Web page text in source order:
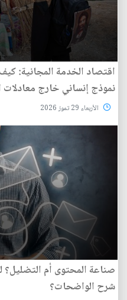
اقتصاد الخدمة المجانية:
نموذج إنساني خارج معادلات
الأربعاء 29 تموز 2026
صناعة المحتوى أم
شرح الواضحات؟